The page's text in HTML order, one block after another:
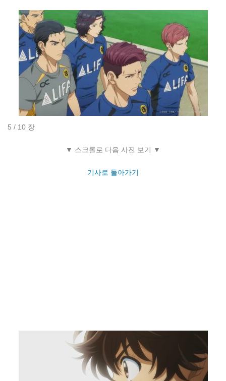
5 / 10 장
▼ 스크롤로 다음 사진 보기 ▼
기사로 돌아가기